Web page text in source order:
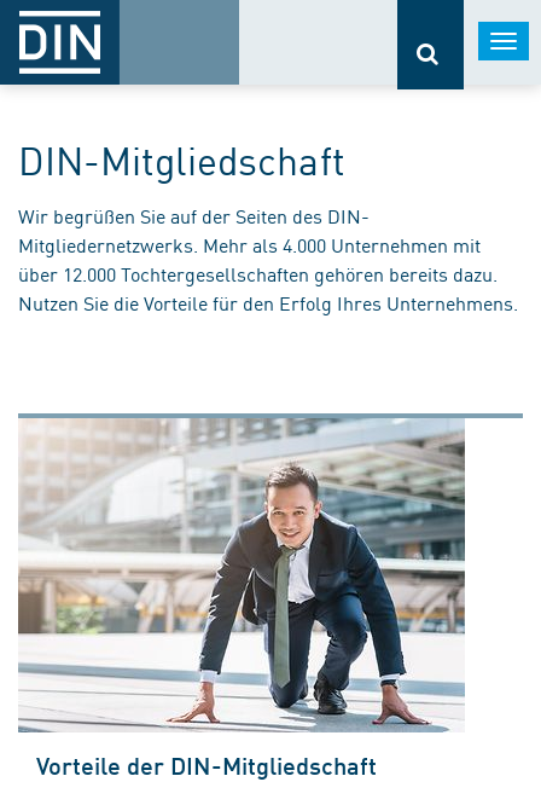
DIN-Mitgliedschaft
Wir begrüßen Sie auf der Seiten des DIN-
Mitgliedernetzwerks. Mehr als 4.000 Unternehmen mit
über 12.000 Tochtergesellschaften gehören bereits dazu.
Nutzen Sie die Vorteile für den Erfolg Ihres Unternehmens.
Vorteile der DIN-Mitgliedschaft